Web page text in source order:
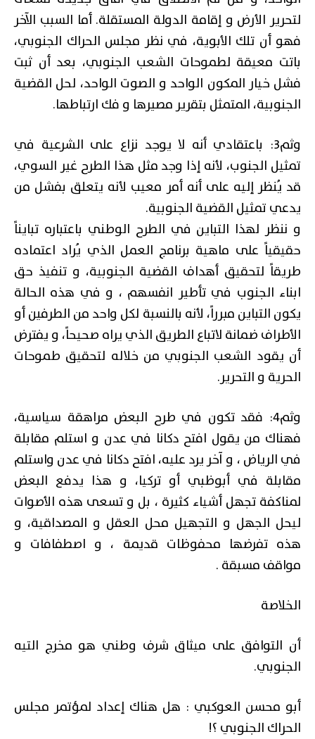
لتحرير الأرض و إقامة الدولة المستقلة. أما السبب الآخر
فهو أن تلك الأبوية، في نظر مجلس الحراك الجنوبي،
باتت معيقة لطموحات الشعب الجنوبي، بعد أن ثبت
فشل خيار المكون الواحد و الصوت الواحد، لحل القضية
الجنوبية، المتمثل بتقرير مصيرها و فك ارتباطها.
وثم3: باعتقادي أنه لا يوجد نزاع على الشرعية في
تمثيل الجنوب، لأنه إذا وجد مثل هذا الطرح غير السوي،
قد يُنظر إليه على أنه أمر معيب لأنه يتعلق بفشل من
يدعي تمثيل القضية الجنوبية.
و ننظر لهذا التباين في الطرح الوطني باعتباره تبايناً
حقيقياً على ماهية برنامج العمل الذي يُراد اعتماده
طريقاً لتحقيق أهداف القضية الجنوبية، و تنفيذ حق
ابناء الجنوب في تأطير انفسهم ، و في هذه الحالة
يكون التباين مبرراً، لأنه بالنسبة لكل واحد من الطرفين أو
الأطراف ضمانة لاتباع الطريق الذي يراه صحيحاً، و يفترض
أن يقود الشعب الجنوبي من خلاله لتحقيق طموحات
الحرية و التحرير.
وثم4: فقد تكون في طرح البعض مراهقة سياسية،
فهناك من يقول افتح دكانا في عدن و استلم مقابلة
في الرياض ، و آخر يرد عليه، افتح دكانا في عدن واستلم
مقابلة في أبوظبي أو تركيا، و هذا يدفع البعض
لمناكفة تجهل أشياء كثيرة ، بل و تسعى هذه الأصوات
ليحل الجهل و التجهيل محل العقل و المصداقية، و
هذه تفرضها محفوظات قديمة ، و اصطفافات و
مواقف مسبقة .
الخلاصة
أن التوافق على ميثاق شرف وطني هو مخرج التيه
الجنوبي.
أبو محسن العوكبي : هل هناك إعداد لمؤتمر مجلس
الحراك الجنوبي ؟!